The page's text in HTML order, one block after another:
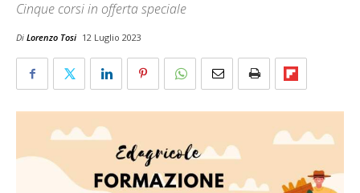
Cinque corsi in offerta speciale
Di Lorenzo Tosi 12 Luglio 2023